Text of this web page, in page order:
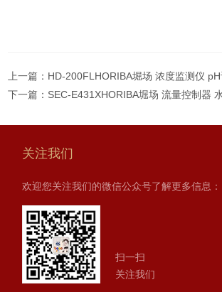
上一篇： HD-200FLHORIBA堀场 浓度监测仪
下一篇： SEC-E431XHORIBA堀场 流量控制器
关注我们
欢迎您关注我们的微信公众号了解更多信息：
扫一扫
关注我们